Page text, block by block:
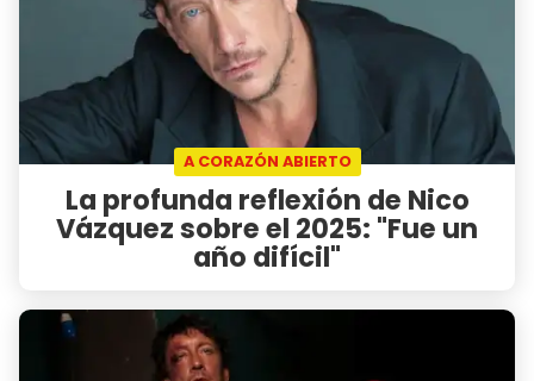
A CORAZÓN ABIERTO
La profunda reflexión de Nico
Vázquez sobre el 2025: "Fue un
año difícil"